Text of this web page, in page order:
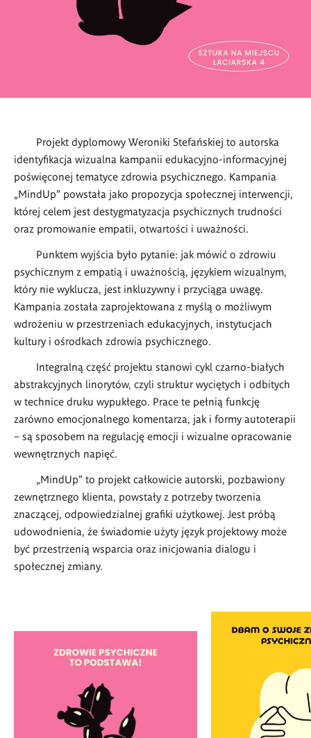
Projekt dyplomowy Weroniki Stefańskiej to autorska
identyfikacja wizualna kampanii edukacyjno-informacyjnej
poświęconej tematyce zdrowia psychicznego. Kampania
„MindUp” powstała jako propozycja społecznej interwencji,
której celem jest destygmatyzacja psychicznych trudności
oraz promowanie empatii, otwartości i uważności.
Punktem wyjścia było pytanie: jak mówić o zdrowiu
psychicznym z empatią i uważnością, językiem wizualnym,
który nie wyklucza, jest inkluzywny i przyciąga uwagę.
Kampania została zaprojektowana z myślą o możliwym
wdrożeniu w przestrzeniach edukacyjnych, instytucjach
kultury i ośrodkach zdrowia psychicznego.
Integralną część projektu stanowi cykl czarno-białych
abstrakcyjnych linorytów, czyli struktur wyciętych i odbitych
w technice druku wypukłego. Prace te pełnią funkcję
zarówno emocjonalnego komentarza, jak i formy autoterapii
– są sposobem na regulację emocji i wizualne opracowanie
wewnętrznych napięć.
„MindUp” to projekt całkowicie autorski, pozbawiony
zewnętrznego klienta, powstały z potrzeby tworzenia
znaczącej, odpowiedzialnej grafiki użytkowej. Jest próbą
udowodnienia, że świadomie użyty język projektowy może
być przestrzenią wsparcia oraz inicjowania dialogu i
społecznej zmiany.